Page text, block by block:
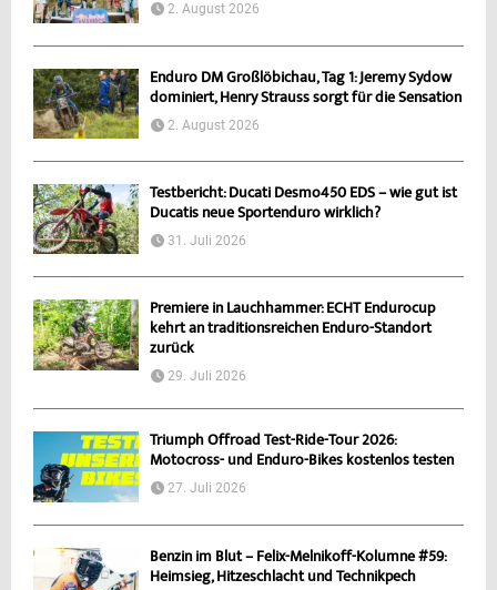
2. August 2026
Enduro DM Großlöbichau, Tag 1: Jeremy Sydow
dominiert, Henry Strauss sorgt für die Sensation
2. August 2026
Testbericht: Ducati Desmo450 EDS – wie gut ist
Ducatis neue Sportenduro wirklich?
31. Juli 2026
Premiere in Lauchhammer: ECHT Endurocup
kehrt an traditionsreichen Enduro-Standort
zurück
29. Juli 2026
Triumph Offroad Test-Ride-Tour 2026:
Motocross- und Enduro-Bikes kostenlos testen
27. Juli 2026
Benzin im Blut – Felix-Melnikoff-Kolumne #59:
Heimsieg, Hitzeschlacht und Technikpech